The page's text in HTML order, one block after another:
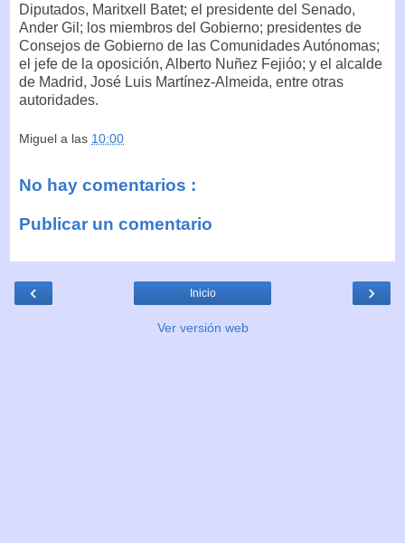
Diputados, Maritxell Batet; el presidente del Senado,
Ander Gil; los miembros del Gobierno; presidentes de
Consejos de Gobierno de las Comunidades Autónomas;
el jefe de la oposición, Alberto Nuñez Fejióo; y el alcalde
de Madrid, José Luis Martínez-Almeida, entre otras
autoridades.
Miguel a las 10:00
No hay comentarios :
Publicar un comentario
‹ ›
Inicio
Ver versión web